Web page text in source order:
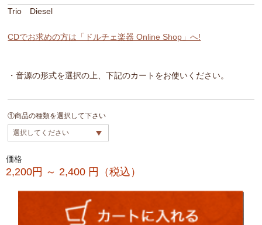
Trio Diesel
CDでお求めの方は「ドルチェ楽器 Online Shop」へ!
・音源の形式を選択の上、下記のカートをお使いください。
①商品の種類を選択して下さい
価格
2,200円 ～ 2,400 円（税込）